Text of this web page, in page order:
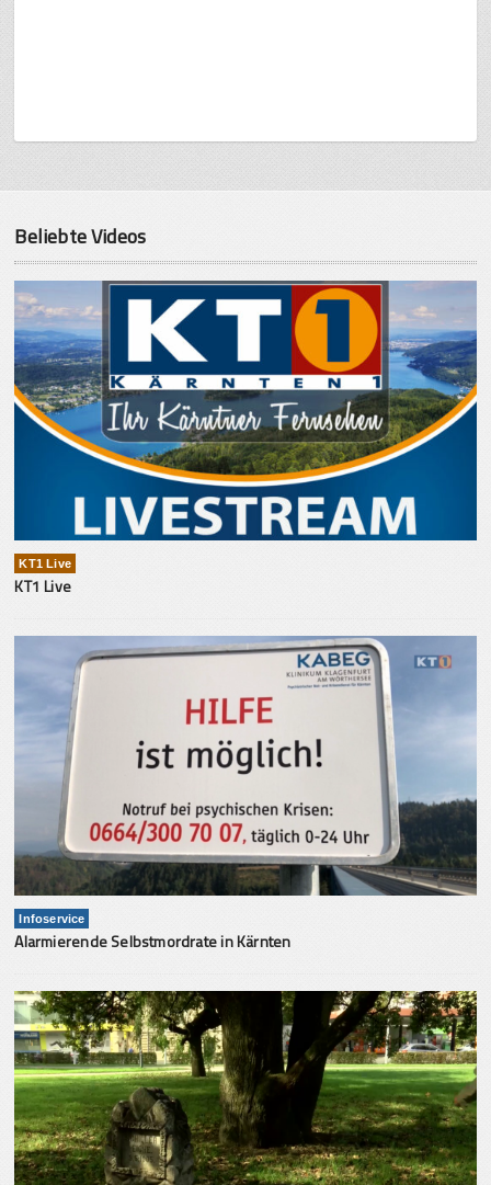
Beliebte Videos
KT1 Live
KT1 Live
Infoservice
Alarmierende Selbstmordrate in Kärnten